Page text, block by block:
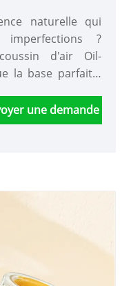
naturelle qui
?
d'air Oil-
la base parfaite.
dure plus
pour
une demande